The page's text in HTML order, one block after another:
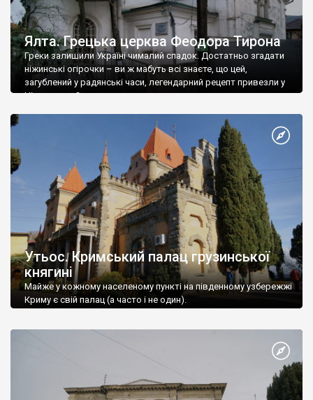
Ялта. Грецька церква Феодора Тирона
Греки залишили Україні чималий спадок. Достатньо згадати
ніжинські огірочки – ви ж мабуть всі знаєте, що цей,
загублений у радянські часи, легендарний рецепт привезли у
Ніжин греки?
Утьос. Кримський палац грузинської
княгині
Майже у кожному населеному пункті на південному узбережжі
Криму є свій палац (а часто і не один).